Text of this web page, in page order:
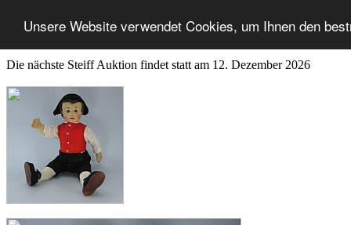
Unsere Website verwendet Cookies, um Ihnen den
Die nächste Steiff Auktion findet statt am 12. Dezember 2026